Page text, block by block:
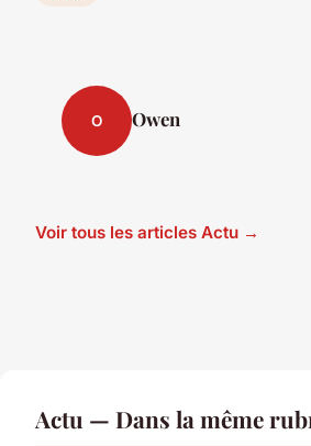
O Owen
Voir tous les articles Actu →
Actu — Dans la même